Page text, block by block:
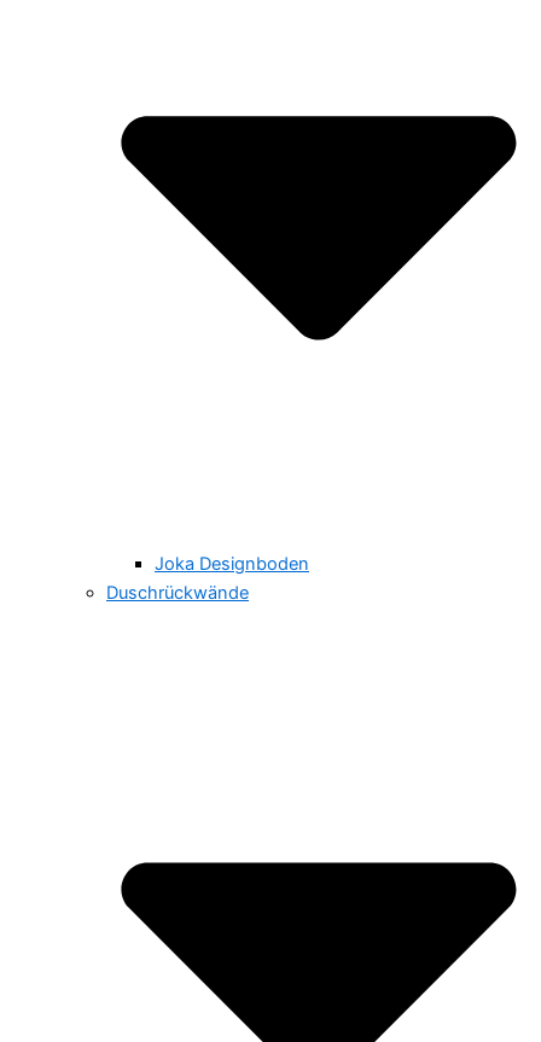
Joka Designboden
Duschrückwände